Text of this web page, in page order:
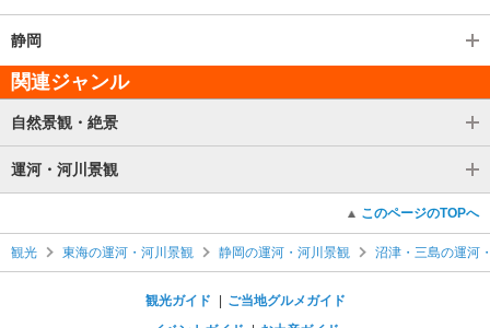
静岡
関連ジャンル
自然景観・絶景
運河・河川景観
このページのTOPへ
観光 東海の運河・河川景観 静岡の運河・河川景観 沼津・三島の運河
観光ガイド
ご当地グルメガイド